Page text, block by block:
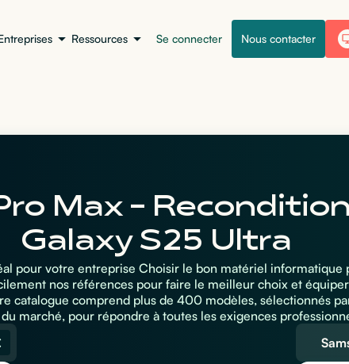
Ressources Se connecter Nous contacter
Max -
Galaxy S25 Ultra
pour votre entreprise Choisir le bon matériel informatique
nos références pour faire le meilleur choix et
catalogue comprend plus de 400 modèles, sélectionnés
marché, pour répondre à toutes les exigences